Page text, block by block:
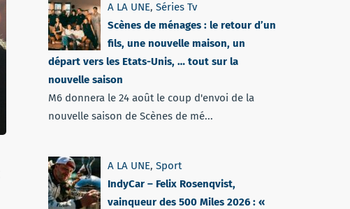
A LA UNE, Séries Tv
Scènes de ménages : le retour d’un
fils, une nouvelle maison, un
départ vers les Etats-Unis, … tout sur la
nouvelle saison
M6 donnera le 24 août le coup d'envoi de la
nouvelle saison de Scènes de mé...
A LA UNE, Sport
IndyCar – Felix Rosenqvist,
vainqueur des 500 Miles 2026 : «